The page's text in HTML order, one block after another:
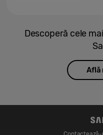
Descoperă cele
Află